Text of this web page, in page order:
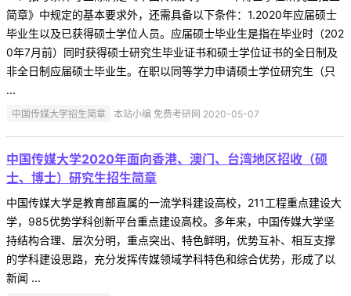
简章》中规定的基本要求外，还需具备以下条件：1.2020年应届硕士
毕业生以及已获得硕士学位人员。应届硕士毕业生是指在毕业时（202
0年7月前）同时获得硕士研究生毕业证书和硕士学位证书的全日制及
非全日制应届硕士毕业生。在职以同等学力申请硕士学位研究生（只
...
中国传媒大学招生简章 本站小编 免费考研网 2020-05-07
中国传媒大学2020年面向香港、澳门、台湾地区招收（硕
士、博士）研究生招生简章
中国传媒大学是教育部直属的一流学科建设高校，211工程重点建设大
学，985优势学科创新平台重点建设高校。多年来，中国传媒大学坚
持结构合理、层次分明，重点突出、特色鲜明，优势互补、相互支撑
的学科建设思路，充分发挥传媒领域学科特色和综合优势，形成了以
新闻 ...